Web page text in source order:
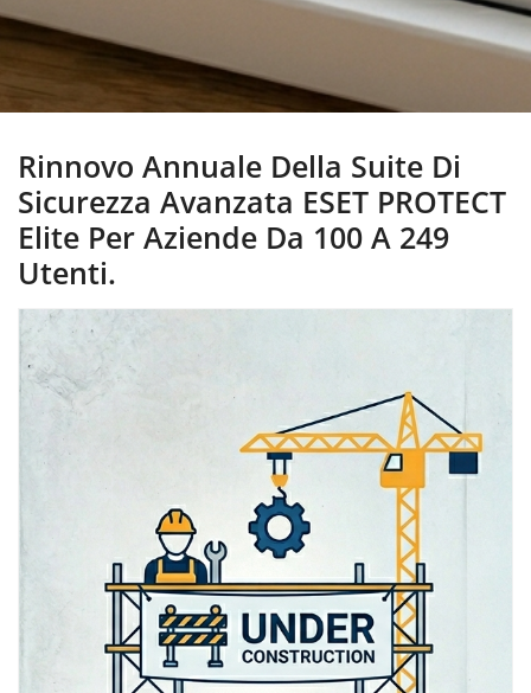
Rinnovo Annuale Della Suite Di
Sicurezza Avanzata ESET PROTECT
Elite Per Aziende Da 100 A 249
Utenti.